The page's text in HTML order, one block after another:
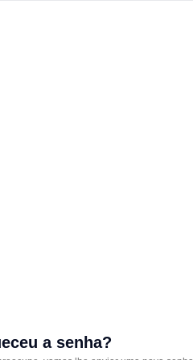
a senha?